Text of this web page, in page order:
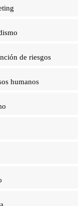
de riesgos
humanos